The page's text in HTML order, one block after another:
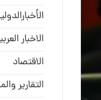
الاخبار
الاقتصاد
التقارير